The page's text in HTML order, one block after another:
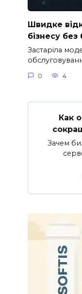
Швидке
бізнесу без
Застаріла
0 4
Как
Зачем